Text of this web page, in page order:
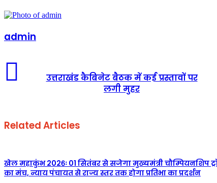
admin
उत्तराखंड कैबिनेट बैठक में कई प्रस्तावों पर
लगी मुहर
Related Articles
खेल महाकुंभ 2026ः 01 सितंबर से सजेगा मुख्यमंत्री चौम्पियनशिप
का मंच, न्याय पंचायत से राज्य स्तर तक होगा प्रतिभा का प्रदर्शन